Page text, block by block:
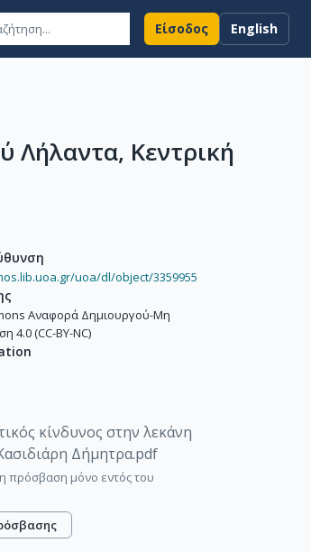
Είσοδος English
Λήλαντα, Κεντρική
uoa/dl/object/3359955
Αναφορά Δημιουργού-Μη
4.0 (CC-BY-NC)
κίνδυνος στην λεκάνη
Δήμητρα.pdf
η πρόσβαση μόνο εντός του